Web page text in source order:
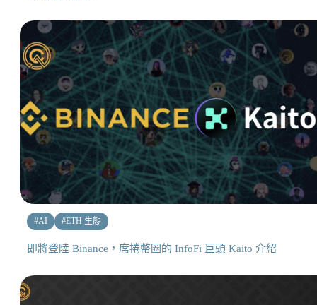
#AI #ETH 生態
即將登陸 Binance，席捲幣圈的 InfoFi 巨頭 Kaito 介紹